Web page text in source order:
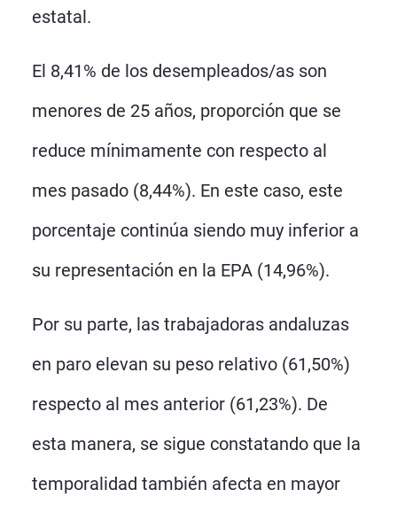
estatal.
El 8,41% de los desempleados/as son
menores de 25 años, proporción que se
reduce mínimamente con respecto al
mes pasado (8,44%). En este caso, este
porcentaje continúa siendo muy inferior a
su representación en la EPA (14,96%).
Por su parte, las trabajadoras andaluzas
en paro elevan su peso relativo (61,50%)
respecto al mes anterior (61,23%). De
esta manera, se sigue constatando que la
temporalidad también afecta en mayor